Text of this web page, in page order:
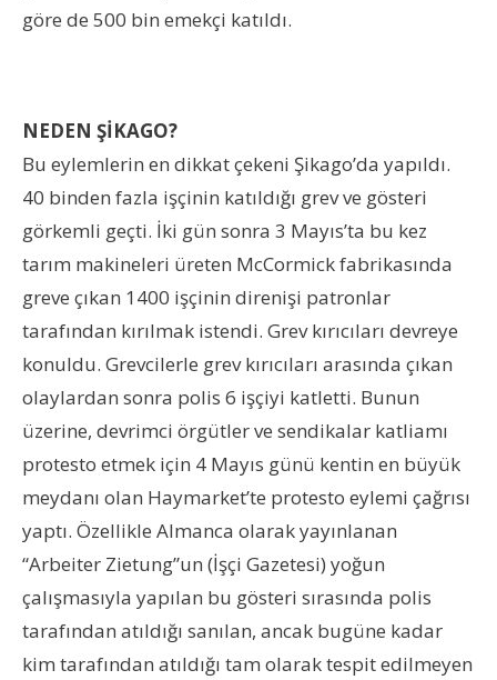
göre de 500 bin emekçi katıldı.
NEDEN ŞİKAGO?
Bu eylemlerin en dikkat çekeni Şikago’da yapıldı.
40 binden fazla işçinin katıldığı grev ve gösteri
görkemli geçti. İki gün sonra 3 Mayıs’ta bu kez
tarım makineleri üreten McCormick fabrikasında
greve çıkan 1400 işçinin direnişi patronlar
tarafından kırılmak istendi. Grev kırıcıları devreye
konuldu. Grevcilerle grev kırıcıları arasında çıkan
olaylardan sonra polis 6 işçiyi katletti. Bunun
üzerine, devrimci örgütler ve sendikalar katliamı
protesto etmek için 4 Mayıs günü kentin en büyük
meydanı olan Haymarket’te protesto eylemi çağrısı
yaptı. Özellikle Almanca olarak yayınlanan
“Arbeiter Zietung”un (İşçi Gazetesi) yoğun
çalışmasıyla yapılan bu gösteri sırasında polis
tarafından atıldığı sanılan, ancak bugüne kadar
kim tarafından atıldığı tam olarak tespit edilmeyen